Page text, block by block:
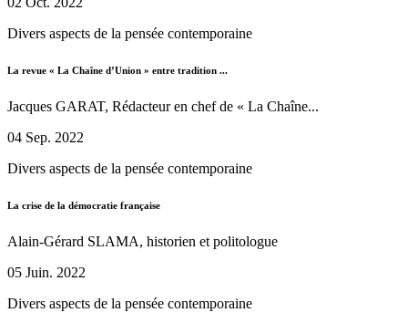
Divers aspects de la pensée contemporaine
La revue « La Chaîne d’Union » entre tradition ...
Jacques GARAT, Rédacteur en chef de « La Chaîne...
04 Sep. 2022
Divers aspects de la pensée contemporaine
La crise de la démocratie française
Alain-Gérard SLAMA, historien et politologue
05 Juin. 2022
Divers aspects de la pensée contemporaine